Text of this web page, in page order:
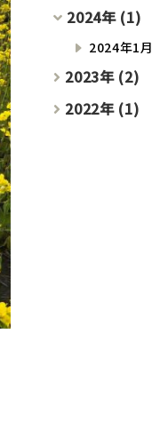
2024年 (1)
2024年1月
2023年 (2)
2022年 (1)